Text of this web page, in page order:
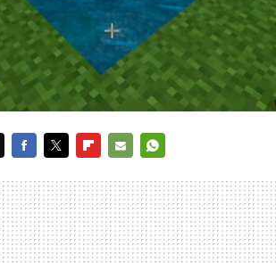
MAIL